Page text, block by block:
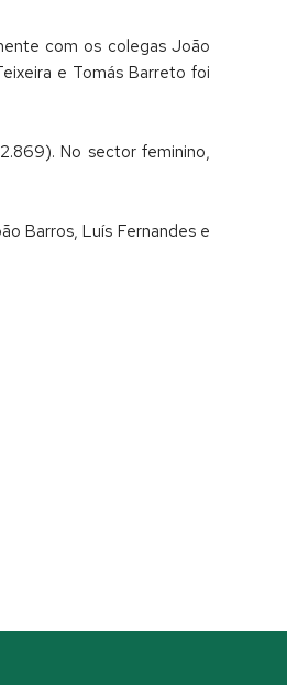
com os colegas João
e Tomás Barreto foi
No sector feminino,
Barros, Luís Fernandes e